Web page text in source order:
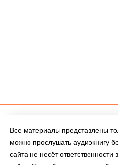
Все материалы представлены
можно прослушать аудиокнигу
сайта не несёт ответственности